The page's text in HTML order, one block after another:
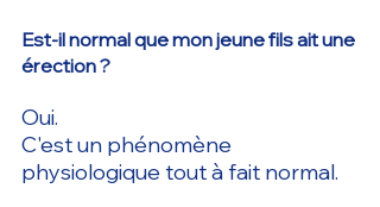
Est-il normal que mon jeune fils ait une
érection ?
Oui.
C'est un phénomène
physiologique tout à fait normal.